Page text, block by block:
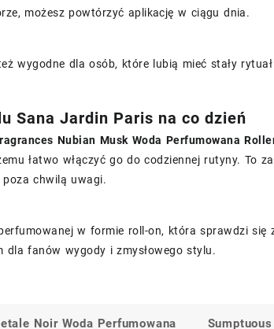
możesz powtórzyć aplikację w ciągu dnia.
wygodne dla osób, które lubią mieć stały
Sana Jardin Paris na co dzień
Nubian Musk Woda Perfumowana
łatwo włączyć go do codziennej rutyny. To
poza chwilą uwagi.
w formie roll-on, która sprawdzi
dla fanów wygody i zmysłowego stylu.
Noir Woda Perfumowana